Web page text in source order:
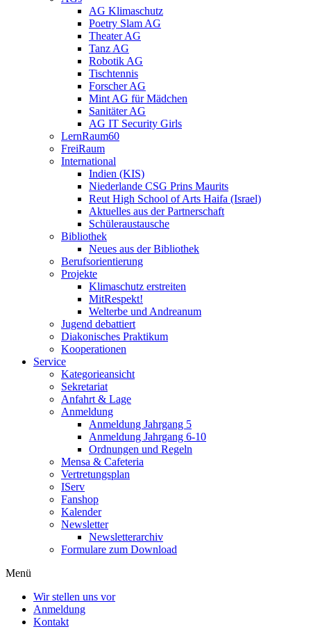
AG Klimaschutz
Poetry Slam AG
Theater AG
Tanz AG
Robotik AG
Tischtennis
Forscher AG
Mint AG für Mädchen
Sanitäter AG
AG IT Security Girls
LernRaum60
FreiRaum
International
Indien (KIS)
Niederlande CSG Prins Maurits
Reut High School of Arts Haifa (Israel)
Aktuelles aus der Partnerschaft
Schüleraustausche
Bibliothek
Neues aus der Bibliothek
Berufsorientierung
Projekte
Klimaschutz erstreiten
MitRespekt!
Welterbe und Andreanum
Jugend debattiert
Diakonisches Praktikum
Kooperationen
Service
Kategorieansicht
Sekretariat
Anfahrt & Lage
Anmeldung
Anmeldung Jahrgang 5
Anmeldung Jahrgang 6-10
Ordnungen und Regeln
Mensa & Cafeteria
Vertretungsplan
IServ
Fanshop
Kalender
Newsletter
Newsletterarchiv
Formulare zum Download
Menü
Wir stellen uns vor
Anmeldung
Kontakt